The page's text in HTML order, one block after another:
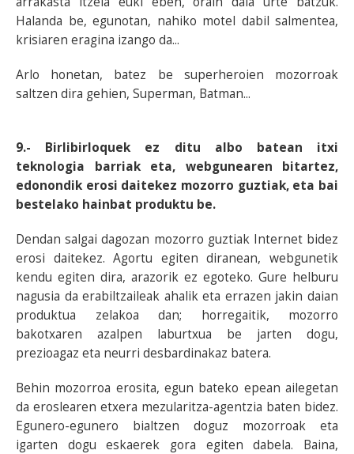
Halanda be, egunotan, nahiko motel dabil salmentea,
krisiaren eragina izango da...
Arlo honetan, batez be superheroien mozorroak
saltzen dira gehien, Superman, Batman...
9.- Birlibirloquek ez ditu albo batean itxi
teknologia barriak eta, webgunearen bitartez,
edonondik erosi daitekez mozorro guztiak, eta bai
bestelako hainbat produktu be.
Dendan salgai dagozan mozorro guztiak Internet bidez
erosi daitekez. Agortu egiten diranean, webgunetik
kendu egiten dira, arazorik ez egoteko. Gure helburu
nagusia da erabiltzaileak ahalik eta errazen jakin daian
produktua zelakoa dan; horregaitik, mozorro
bakotxaren azalpen laburtxua be jarten dogu,
prezioagaz eta neurri desbardinakaz batera.
Behin mozorroa erosita, egun bateko epean ailegetan
da eroslearen etxera mezularitza-agentzia baten bidez.
Egunero-egunero bialtzen doguz mozorroak eta
igarten dogu eskaerek gora egiten dabela. Baina,